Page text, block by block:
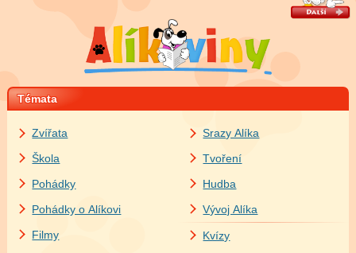
Témata
Zvířata
Škola
Pohádky
Pohádky o Alíkovi
Filmy
Srazy Alíka
Tvoření
Hudba
Vývoj Alíka
Kvízy